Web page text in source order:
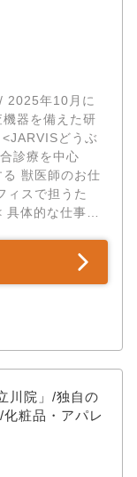
獣医師のお仕
川院」/独自の
粧品・アパレ